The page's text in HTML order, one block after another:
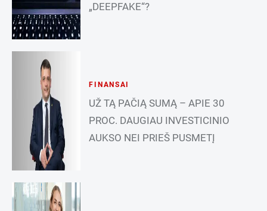
„DEEPFAKE“?
FINANSAI
UŽ TĄ PAČIĄ SUMĄ – APIE 30
PROC. DAUGIAU INVESTICINIO
AUKSO NEI PRIEŠ PUSMETĮ